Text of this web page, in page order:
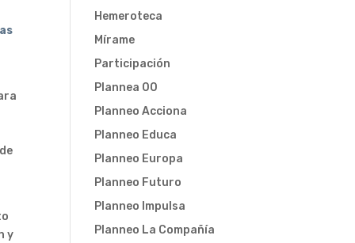
y
Hemeroteca
Mírame
Participación
Plannea 00
Planneo Acciona
Planneo Educa
Planneo Europa
Planneo Futuro
Planneo Impulsa
Planneo La Compañía